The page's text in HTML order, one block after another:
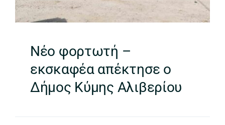
Νέο φορτωτή –
εκσκαφέα απέκτησε ο
Δήμος Κύμης Αλιβερίου